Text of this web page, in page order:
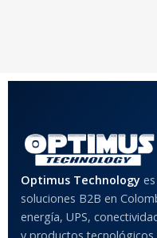
Optimus Technology
soluciones B2B en
energía, UPS,
y productos tecnológicos